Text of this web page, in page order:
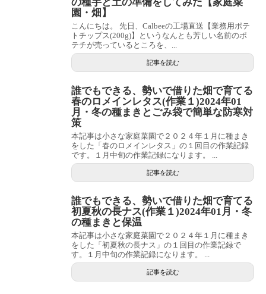
の種芋と土の準備をしてみた【家庭菜
園・畑】
こんにちは。 先日、Calbeeの工場直送【業務用ポテ
トチップス(200g)】というなんとも芳しい名前のポ
テチが売っているところを、...
記事を読む
誰でもできる、勢いで借りた畑で育てる
春のロメインレタス(作業１)2024年01
月・冬の種まきとごみ袋で簡単な防寒対
策
本記事は小さな家庭菜園で２０２４年１月に種まき
をした「春のロメインレタス」の１回目の作業記録
です。１月中旬の作業記録になります。 ...
記事を読む
誰でもできる、勢いで借りた畑で育てる
初夏秋の長ナス(作業１)2024年01月・冬
の種まきと保温
本記事は小さな家庭菜園で２０２４年１月に種まき
をした「初夏秋の長ナス」の１回目の作業記録で
す。１月中旬の作業記録になります。 ...
記事を読む